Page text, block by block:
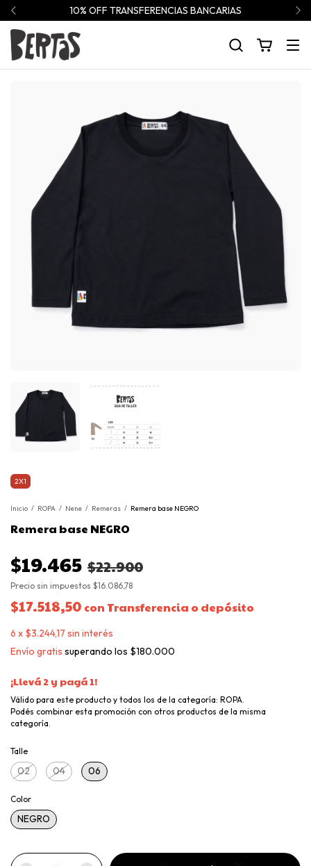
10% OFF TRANSFERENCIAS BANCARIAS
2X1
Inicio / ROPA / Nene / Remeras / Remera base NEGRO
Remera base NEGRO
$19.465 $22.900
Precio sin impuestos $16.086,78
$17.518,50 con Transferencia o depósito
6 x $3.244,17 sin interés
Envío gratis superando los $180.000
¡Llevá 2 y pagá 1!
Válido para este producto y todos los de la categoría: ROPA.
Podés combinar esta promoción con otros productos de la misma
categoría.
Talle
02 04 06
Color
NEGRO